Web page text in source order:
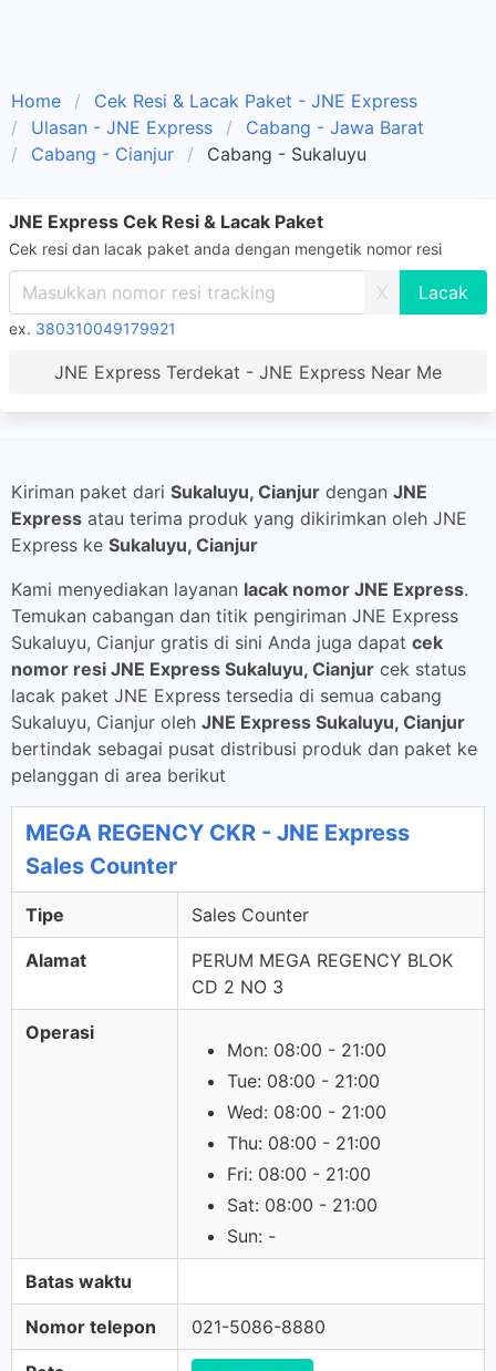
Home
Cek Resi & Lacak Paket - JNE Express
Ulasan - JNE Express
Cabang - Jawa Barat
Cabang - Cianjur
Cabang - Sukaluyu
JNE Express Cek Resi & Lacak Paket
Cek resi dan lacak paket anda dengan mengetik nomor resi
X
ex. 380310049179921
JNE Express Terdekat - JNE Express Near Me
Kiriman paket dari Sukaluyu, Cianjur dengan JNE
Express atau terima produk yang dikirimkan oleh JNE
Express ke Sukaluyu, Cianjur
Kami menyediakan layanan lacak nomor JNE Express.
Temukan cabangan dan titik pengiriman JNE Express
Sukaluyu, Cianjur gratis di sini Anda juga dapat cek
nomor resi JNE Express Sukaluyu, Cianjur cek status
lacak paket JNE Express tersedia di semua cabang
Sukaluyu, Cianjur oleh JNE Express Sukaluyu, Cianjur
bertindak sebagai pusat distribusi produk dan paket ke
pelanggan di area berikut
MEGA REGENCY CKR - JNE Express
Sales Counter
Tipe Sales Counter
Alamat
PERUM MEGA REGENCY BLOK
CD 2 NO 3
Operasi
Mon: 08:00 - 21:00
Tue: 08:00 - 21:00
Wed: 08:00 - 21:00
Thu: 08:00 - 21:00
Fri: 08:00 - 21:00
Sat: 08:00 - 21:00
Sun: -
Batas waktu
Nomor telepon 021-5086-8880